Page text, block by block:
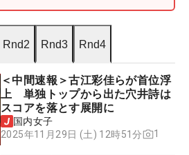
Rnd2 Rnd3 Rnd4
＜中間速報＞古江彩佳らが首位浮
上 単独トップから出た穴井詩は
スコアを落とす展開に
国内女子
2025年11月29日 (土) 12時51分
1